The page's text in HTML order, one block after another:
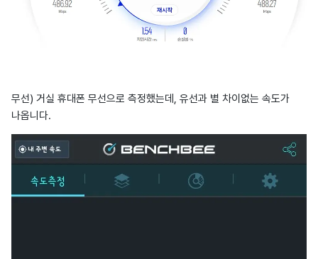
무선) 거실 휴대폰 무선으로 측정했는데, 유선과 별 차이없는 속도가
나옵니다.